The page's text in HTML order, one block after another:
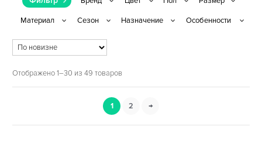
Отображено 1–30 из 49 товаров
1 2 →